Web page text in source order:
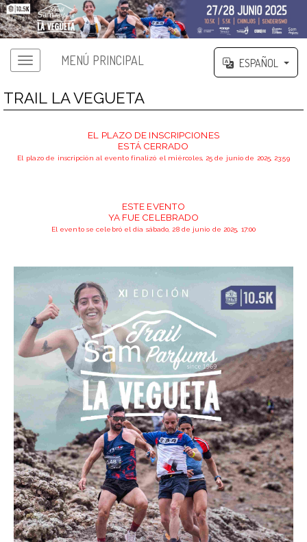
MENÚ PRINCIPAL ESPAÑOL
TRAIL LA VEGUETA
EL PLAZO DE INSCRIPCIONES
ESTÁ CERRADO
El plazo de inscripción al evento finalizó el miércoles, 25 de junio de 2025, 23:59
ESTE EVENTO
YA FUE CELEBRADO
El evento se celebró el día sábado, 28 de junio de 2025, 17:00